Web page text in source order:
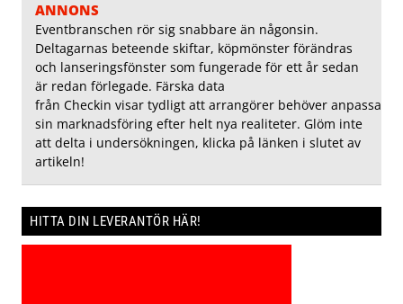
ANNONS
Eventbranschen rör sig snabbare än någonsin.
Deltagarnas beteende skiftar, köpmönster förändras
och lanseringsfönster som fungerade för ett år sedan
är redan förlegade. Färska data
från Checkin visar tydligt att arrangörer behöver anpassa
sin marknadsföring efter helt nya realiteter. Glöm inte
att delta i undersökningen, klicka på länken i slutet av
artikeln!
HITTA DIN LEVERANTÖR HÄR!